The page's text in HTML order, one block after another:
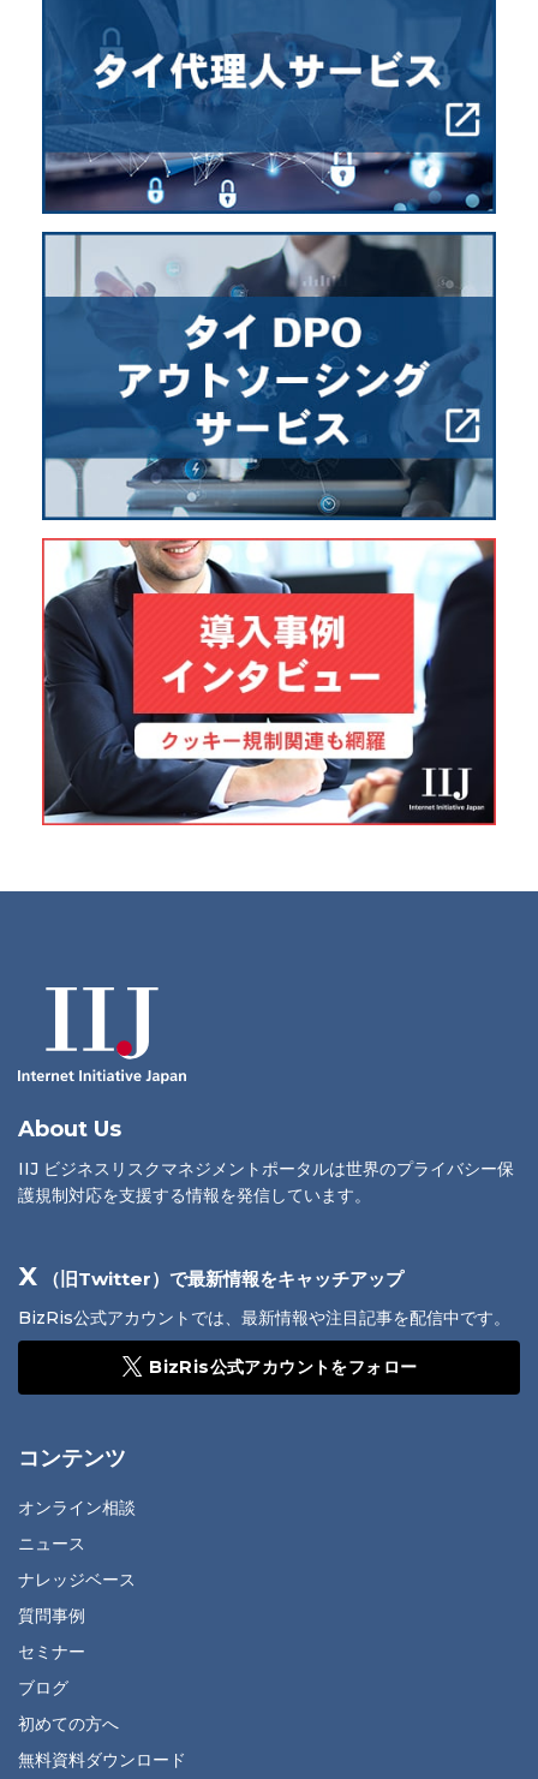
About Us
IIJ ビジネスリスクマネジメントポータルは世界のプライバシー保
護規制対応を支援する情報を発信しています。
X （旧Twitter）で最新情報をキャッチアップ
BizRis公式アカウントでは、最新情報や注目記事を配信中です。
BizRis公式アカウントをフォロー
コンテンツ
オンライン相談
ニュース
ナレッジベース
質問事例
セミナー
ブログ
初めての方へ
無料資料ダウンロード